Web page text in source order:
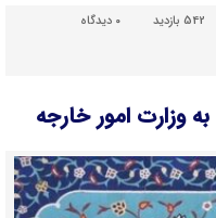
542 بازدید دیدگاه
وزارت امور خارجه